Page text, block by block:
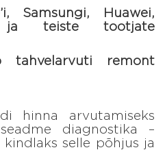
Samsungi, Huawei,
ja teiste tootjate
tahvelarvuti remont
hinna arvutamiseks
diagnostika –
selle põhjus ja